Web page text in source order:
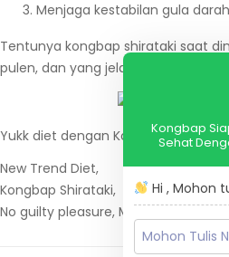
Menjaga kestabilan gula
Tentunya kongbap shirataki saat
pulen, dan yang jelas harga lebih
Yukk diet dengan Kongbap
New Trend Diet,
Kongbap Shirataki,
No guilty pleasure, Must Try !
Kongbap
Sehat
Hi , Mohon